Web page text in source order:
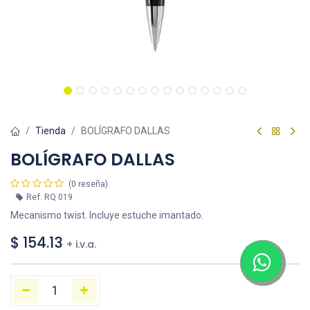
Tienda BOLÍGRAFO DALLAS
BOLÍGRAFO DALLAS
(0 reseña)
Ref. RQ 019
Mecanismo twist. Incluye estuche imantado.
$ 154.13 + i.v.a.